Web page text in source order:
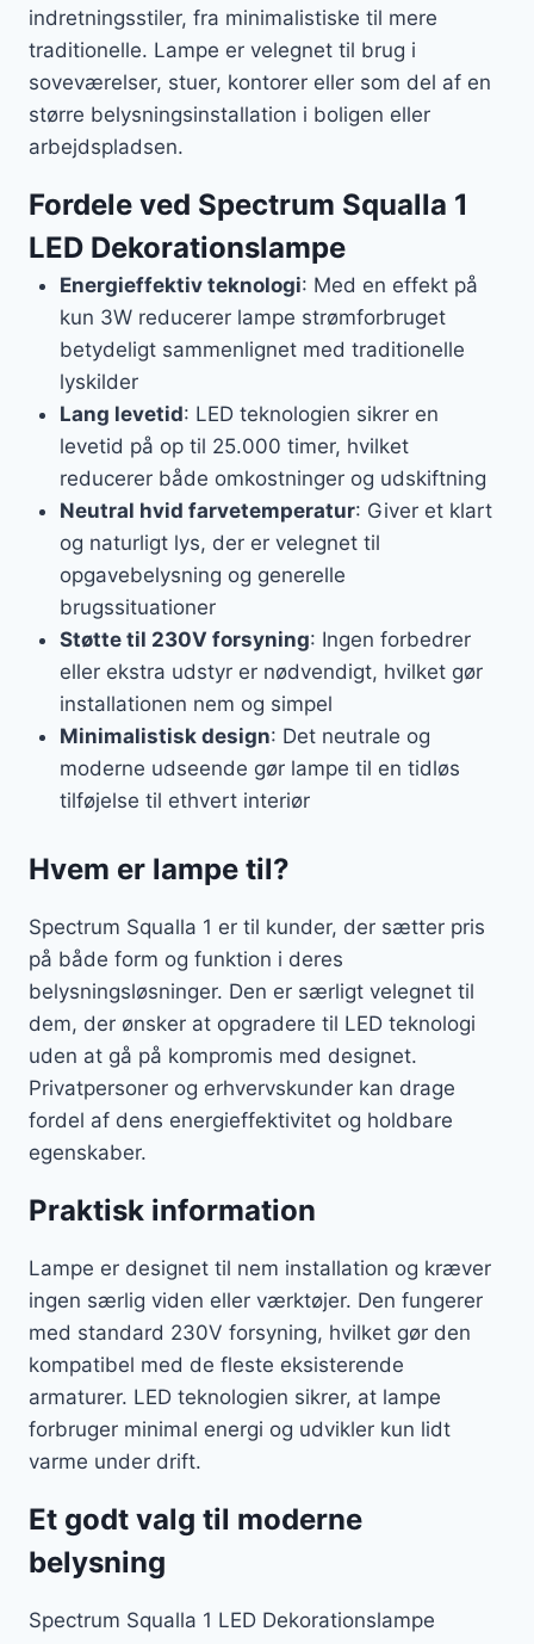
indretningsstiler, fra minimalistiske til mere
traditionelle. Lampe er velegnet til brug i
soveværelser, stuer, kontorer eller som del af en
større belysningsinstallation i boligen eller
arbejdspladsen.
Fordele ved Spectrum Squalla 1
LED Dekorationslampe
Energieffektiv teknologi: Med en effekt på
kun 3W reducerer lampe strømforbruget
betydeligt sammenlignet med traditionelle
lyskilder
Lang levetid: LED teknologien sikrer en
levetid på op til 25.000 timer, hvilket
reducerer både omkostninger og udskiftning
Neutral hvid farvetemperatur: Giver et klart
og naturligt lys, der er velegnet til
opgavebelysning og generelle
brugssituationer
Støtte til 230V forsyning: Ingen forbedrer
eller ekstra udstyr er nødvendigt, hvilket gør
installationen nem og simpel
Minimalistisk design: Det neutrale og
moderne udseende gør lampe til en tidløs
tilføjelse til ethvert interiør
Hvem er lampe til?
Spectrum Squalla 1 er til kunder, der sætter pris
på både form og funktion i deres
belysningsløsninger. Den er særligt velegnet til
dem, der ønsker at opgradere til LED teknologi
uden at gå på kompromis med designet.
Privatpersoner og erhvervskunder kan drage
fordel af dens energieffektivitet og holdbare
egenskaber.
Praktisk information
Lampe er designet til nem installation og kræver
ingen særlig viden eller værktøjer. Den fungerer
med standard 230V forsyning, hvilket gør den
kompatibel med de fleste eksisterende
armaturer. LED teknologien sikrer, at lampe
forbruger minimal energi og udvikler kun lidt
varme under drift.
Et godt valg til moderne
belysning
Spectrum Squalla 1 LED Dekorationslampe